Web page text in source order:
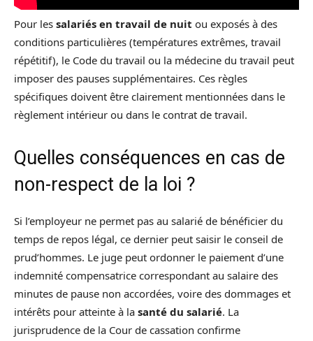
Pour les salariés en travail de nuit ou exposés à des
conditions particulières (températures extrêmes, travail
répétitif), le Code du travail ou la médecine du travail peut
imposer des pauses supplémentaires. Ces règles
spécifiques doivent être clairement mentionnées dans le
règlement intérieur ou dans le contrat de travail.
Quelles conséquences en cas de
non-respect de la loi ?
Si l’employeur ne permet pas au salarié de bénéficier du
temps de repos légal, ce dernier peut saisir le conseil de
prud’hommes. Le juge peut ordonner le paiement d’une
indemnité compensatrice correspondant au salaire des
minutes de pause non accordées, voire des dommages et
intérêts pour atteinte à la santé du salarié. La
jurisprudence de la Cour de cassation confirme